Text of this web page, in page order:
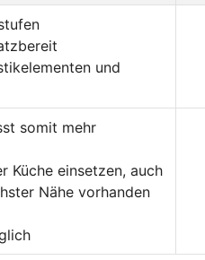
und
somit mehr
Küche einsetzen, auch
Nähe vorhanden